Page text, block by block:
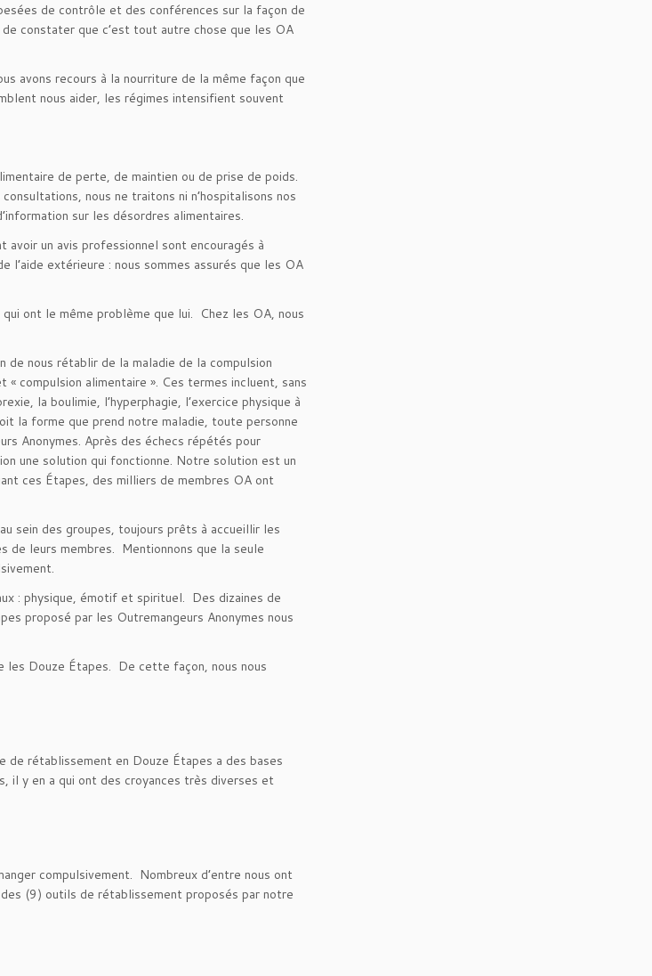
de contrôle et des conférences sur la façon de
constater que c’est tout autre chose que les OA
avons recours à la nourriture de la même façon que
nous aider, les régimes intensifient souvent
de perte, de maintien ou de prise de poids.
nous ne traitons ni n’hospitalisons nos
sur les désordres alimentaires.
un avis professionnel sont encouragés à
extérieure : nous sommes assurés que les OA
ont le même problème que lui. Chez les OA, nous
de nous rétablir de la maladie de la compulsion
compulsion alimentaire ». Ces termes incluent, sans
la boulimie, l’hyperphagie, l’exercice physique à
la forme que prend notre maladie, toute personne
Anonymes. Après des échecs répétés pour
une solution qui fonctionne. Notre solution est un
ces Étapes, des milliers de membres OA ont
sein des groupes, toujours prêts à accueillir les
de leurs membres. Mentionnons que la seule
: physique, émotif et spirituel. Des dizaines de
proposé par les Outremangeurs Anonymes nous
les Douze Étapes. De cette façon, nous nous
de rétablissement en Douze Étapes a des bases
il y en a qui ont des croyances très diverses et
compulsivement. Nombreux d’entre nous ont
des (9) outils de rétablissement proposés par notre